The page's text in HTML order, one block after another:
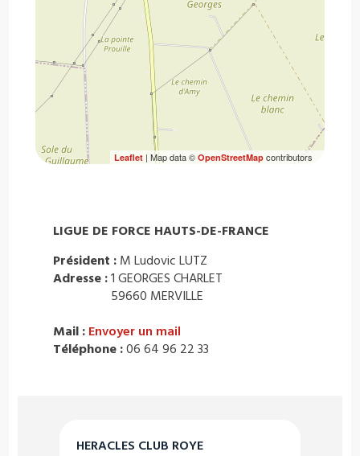
HERACLES CLUB ROYE
Leaflet| Map data © OpenStreetMapcontributors
LIGUE DE FORCE HAUTS-DE-FRANCE
Président : M Ludovic LUTZ
Adresse :1 GEORGES CHARLET
59660 MERVILLE
Mail : Envoyer un mail
Téléphone :06 64 96 22 33